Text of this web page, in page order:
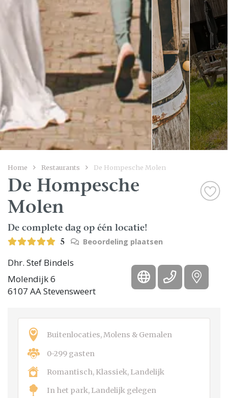
Home Restaurants De Hompesche Molen
De Hompesche
Molen
De complete dag op één locatie!
5 Beoordeling plaatsen
Dhr. Stef Bindels
Molendijk 6
6107 AA Stevensweert
Buitenlocaties, Molens & Gemalen
0-299 gasten
Romantisch, Klassiek, Landelijk
In het park, Landelijk gelegen